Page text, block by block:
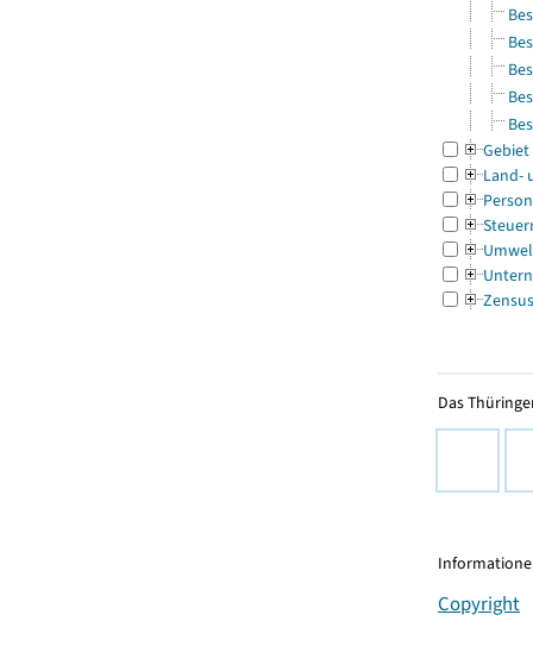
Gebiet
Land-
Zensus
Das
Copyright